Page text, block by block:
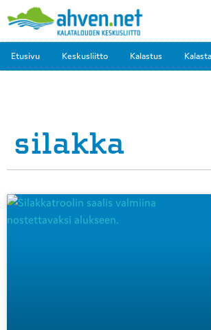
Etusivu Keskusliitto Kalastus
silakka